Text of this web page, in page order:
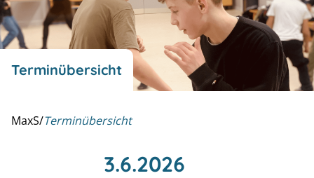
Terminübersicht
MaxS/Terminübersicht
3.6.2026